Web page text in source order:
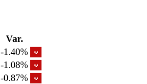
Var.
-1.40%
-1.08%
-0.87%